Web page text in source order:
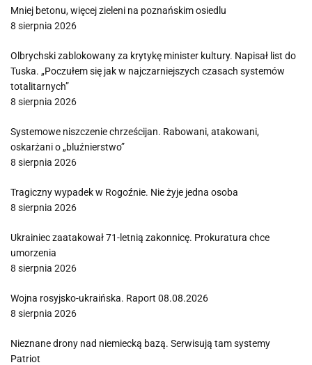
Mniej betonu, więcej zieleni na poznańskim osiedlu
8 sierpnia 2026
Olbrychski zablokowany za krytykę minister kultury. Napisał list do
Tuska. „Poczułem się jak w najczarniejszych czasach systemów
totalitarnych”
8 sierpnia 2026
Systemowe niszczenie chrześcijan. Rabowani, atakowani,
oskarżani o „bluźnierstwo”
8 sierpnia 2026
Tragiczny wypadek w Rogoźnie. Nie żyje jedna osoba
8 sierpnia 2026
Ukrainiec zaatakował 71-letnią zakonnicę. Prokuratura chce
umorzenia
8 sierpnia 2026
Wojna rosyjsko-ukraińska. Raport 08.08.2026
8 sierpnia 2026
Nieznane drony nad niemiecką bazą. Serwisują tam systemy
Patriot